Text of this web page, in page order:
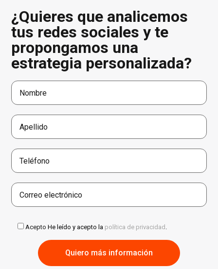
¿Quieres que analicemos
tus redes sociales y te
propongamos una
estrategia personalizada?
Acepto He leído y acepto la política de privacidad .